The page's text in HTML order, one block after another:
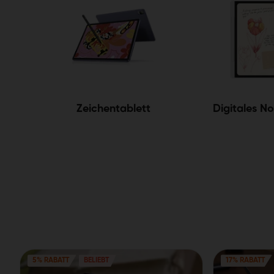
Zeichentablett Digitales
5% RABATT BELIEBT 17% RABATT